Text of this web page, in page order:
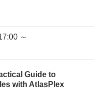
～
Guide to
with AtlasPlex